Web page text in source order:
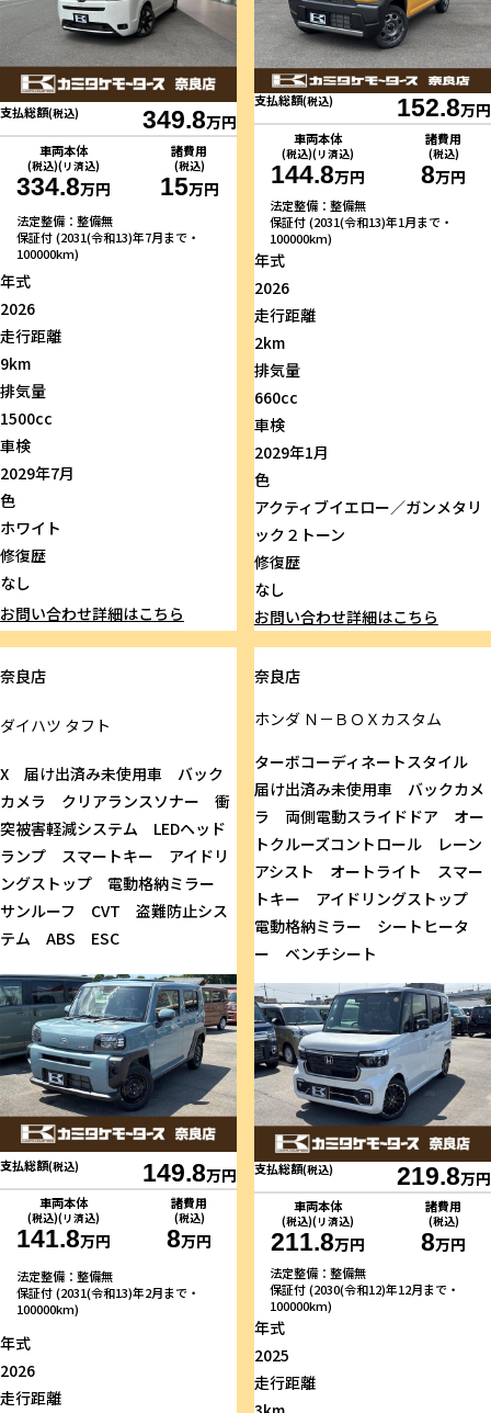
支払総額(税込) 349.8万円
車両本体
(税込)(リ済込)
334.8万円
諸費用
(税込)
15万円
法定整備：整備無
保証付 (2031(令和13)年7月まで・
100000km)
年式
2026
走行距離
9km
排気量
1500cc
車検
2029年7月
色
ホワイト
修復歴
なし
お問い合わせ詳細はこちら
支払総額(税込) 152.8万円
車両本体
(税込)(リ済込)
144.8万円
諸費用
(税込)
8万円
法定整備：整備無
保証付 (2031(令和13)年1月まで・
100000km)
年式
2026
走行距離
2km
排気量
660cc
車検
2029年1月
色
アクティブイエロー／ガンメタリ
ック２トーン
修復歴
なし
お問い合わせ詳細はこちら
奈良店
ダイハツ タフト
X 届け出済み未使用車 バック
カメラ クリアランスソナー 衝
突被害軽減システム LEDヘッド
ランプ スマートキー アイドリ
ングストップ 電動格納ミラー
サンルーフ CVT 盗難防止シス
テム ABS ESC
支払総額(税込) 149.8万円
車両本体
(税込)(リ済込)
141.8万円
諸費用
(税込)
8万円
法定整備：整備無
保証付 (2031(令和13)年2月まで・
100000km)
年式
2026
走行距離
奈良店
ホンダＮ－ＢＯＸカスタム
ターボコーディネートスタイル
届け出済み未使用車 バックカメ
ラ 両側電動スライドドア オー
トクルーズコントロール レーン
アシスト オートライト スマー
トキー アイドリングストップ
電動格納ミラー シートヒータ
ー ベンチシート
支払総額(税込) 219.8万円
車両本体
(税込)(リ済込)
211.8万円
諸費用
(税込)
8万円
法定整備：整備無
保証付 (2030(令和12)年12月まで・
100000km)
年式
2025
走行距離